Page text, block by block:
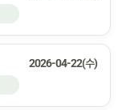
2026-04-22(수)